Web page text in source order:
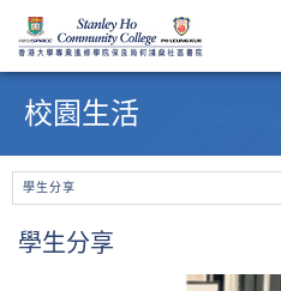
始
校園生活
學生分享
學生分享